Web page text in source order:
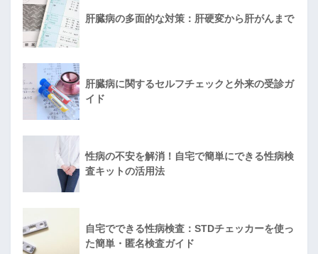
肝臓病の多面的な対策：肝硬変から肝がんまで
肝臓病に関するセルフチェックと外来の受診ガ
イド
性病の不安を解消！自宅で簡単にできる性病検
査キットの活用法
自宅でできる性病検査：STDチェッカーを使っ
た簡単・匿名検査ガイド